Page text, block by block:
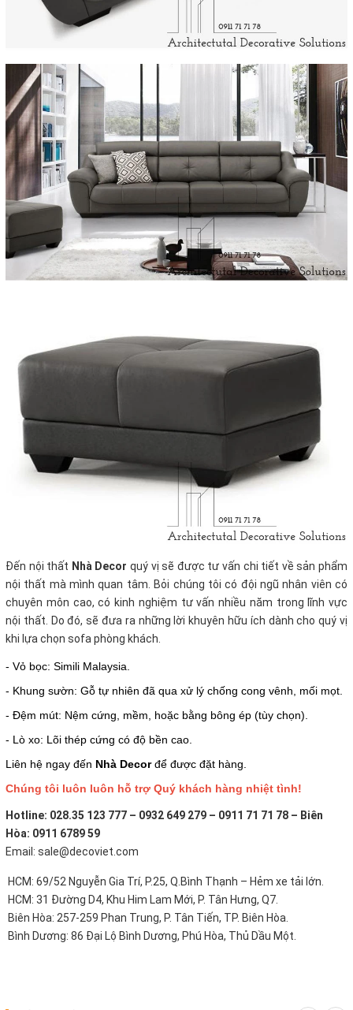
Đến nội thất Nhà Decor quý vị sẽ được tư vấn chi tiết về sản phẩm
nội thất mà mình quan tâm. Bỏi chúng tôi có đội ngũ nhân viên có
chuyên môn cao, có kinh nghiệm tư vấn nhiều năm trong lĩnh vực
nội thất. Do đó, sẽ đưa ra những lời khuyên hữu ích dành cho quý vị
khi lựa chọn sofa phòng khách.
- Vỏ bọc: Simili Malaysia.
- Khung sườn: Gỗ tự nhiên đã qua xử lý chống cong vênh, mối mọt.
- Đệm mút: Nệm cứng, mềm, hoặc bằng bông ép (tùy chọn).
- Lò xo: Lõi thép cứng có độ bền cao.
Liên hệ ngay đến Nhà Decorđể được đặt hàng.
Chúng tôi luôn luôn hỗ trợ Quý khách hàng nhiệt tình!
Hotline: 028.35 123 777 – 0932 649 279 – 0911 71 71 78 – Biên
Hòa: 0911 6789 59
Email: sale@decoviet.com
HCM: 69/52 Nguyễn Gia Trí, P.25, Q.Bình Thạnh – Hẻm xe tải lớn.
HCM: 31 Đường D4, Khu Him Lam Mới, P. Tân Hưng, Q7.
Biên Hòa: 257-259 Phan Trung, P. Tân Tiến, TP. Biên Hòa.
Bình Dương: 86 Đại Lộ Bình Dương, Phú Hòa, Thủ Dầu Một.